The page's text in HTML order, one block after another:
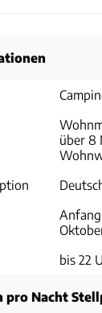
über 8
bis 22
Nacht